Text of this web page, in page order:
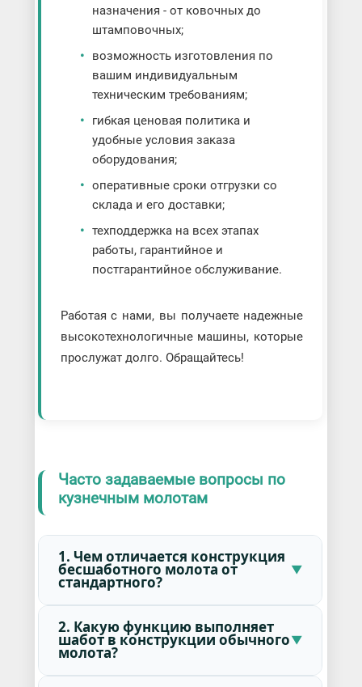
назначения - от ковочных до
штамповочных;
возможность изготовления по
вашим индивидуальным
техническим требованиям;
гибкая ценовая политика и
удобные условия заказа
оборудования;
оперативные сроки отгрузки со
склада и его доставки;
техподдержка на всех этапах
работы, гарантийное и
постгарантийное обслуживание.
Работая с нами, вы получаете надежные
высокотехнологичные машины, которые
прослужат долго. Обращайтесь!
Часто задаваемые вопросы по
кузнечным молотам
1. Чем отличается конструкция
бесшаботного молота от
стандартного?
2. Какую функцию выполняет
шабот в конструкции обычного
молота?